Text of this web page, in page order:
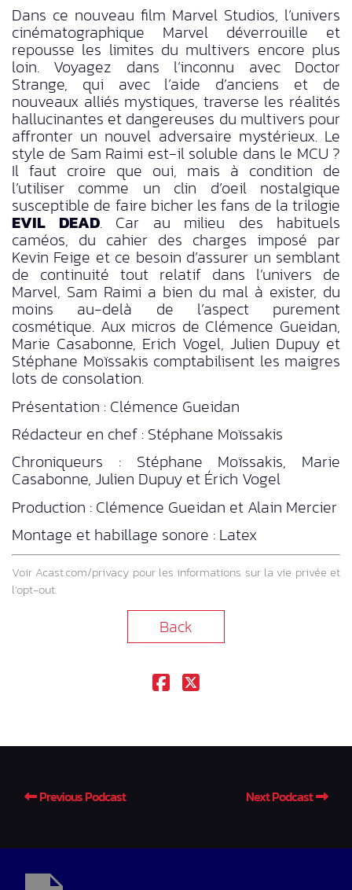
Dans ce nouveau film Marvel Studios, l’univers
cinématographique Marvel déverrouille et
repousse les limites du multivers encore plus
loin. Voyagez dans l’inconnu avec Doctor
Strange, qui avec l’aide d’anciens et de
nouveaux alliés mystiques, traverse les réalités
hallucinantes et dangereuses du multivers pour
affronter un nouvel adversaire mystérieux. Le
style de Sam Raimi est-il soluble dans le MCU ?
Il faut croire que oui, mais à condition de
l’utiliser comme un clin d’oeil nostalgique
susceptible de faire bicher les fans de la trilogie
EVIL DEAD. Car au milieu des habituels
caméos, du cahier des charges imposé par
Kevin Feige et ce besoin d’assurer un semblant
de continuité tout relatif dans l’univers de
Marvel, Sam Raimi a bien du mal à exister, du
moins au-delà de l’aspect purement
cosmétique. Aux micros de Clémence Gueidan,
Marie Casabonne, Erich Vogel, Julien Dupuy et
Stéphane Moïssakis comptabilisent les maigres
lots de consolation.
Présentation : Clémence Gueidan
Rédacteur en chef : Stéphane Moïssakis
Chroniqueurs : Stéphane Moïssakis, Marie
Casabonne, Julien Dupuy et Érich Vogel
Production : Clémence Gueidan et Alain Mercier
Montage et habillage sonore : Latex
Voir Acast.com/privacy pour les informations sur la vie privée et
l’opt-out.
Back
Previous Podcast Next Podcast